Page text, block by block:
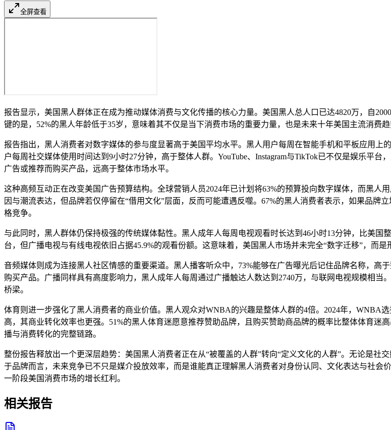
全屏查看
报告显示，美国黑人群体正在成为推动媒体消费与文化传播的核心力量。美国黑人总人口已达4820万，自
键的是，52%的黑人年龄低于35岁，意味着其不仅是当下消费市场的重要力量，也是未来十年美国主流消费趋
报告指出，黑人消费者对数字媒体的参与度显著高于美国平均水平。黑人用户每周在智能手机和平板应用上
户每周社交媒体使用时间达到9小时27分钟，高于整体人群。YouTube、Instagram与TikTok已不仅是娱乐平
广告或推荐而购买产品，远高于整体市场水平。
这种高频互动正在改变美国广告预算结构。全球营销人员2024年已计划将63%的预算投向数字媒体，而黑人
因与潮流表达，但品牌若仅停留在“借用文化”层面，反而可能遭遇反噬。67%的黑人消费者表示，如果品
格竞争。
与此同时，黑人群体仍保持极强的传统媒体黏性。黑人成年人每周电视观看时长达到46小时13分钟，比美国
台，但广播电视与有线电视依旧占据45.9%的观看份额。这意味着，美国黑人市场并未完全“数字迁移”，而
音频媒体则成为连接黑人社区情感的重要渠道。黑人播客听众中，73%能够在广告曝光后记住品牌名称，高
购买产品。广播同样具有高度影响力，黑人成年人每周通过广播触达人数达到2740万，与联网电视规模相
桥梁。
体育则进一步强化了黑人消费者的商业价值。黑人观众对WNBA的兴趣是整体人群的4倍。2024年，WNBA
高，其商业转化效率也更强。51%的黑人体育迷愿意推荐赞助品牌，且购买赞助商品牌的概率比整体体育迷
播与消费转化的完整链路。
整份报告释放出一个更深层趋势：美国黑人消费者正在从“被覆盖的人群”转向“定义文化的人群”。无论是
于品牌而言，未来竞争已不只是媒介投放效率，而是谁能真正理解黑人消费者对身份认同、文化表达与社
一阶段美国消费市场的增长红利。
相关报告